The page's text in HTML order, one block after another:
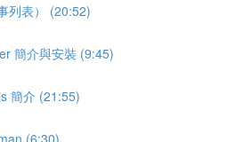
列表） (20:52)
簡介與安裝 (9:45)
簡介 (21:55)
(6:30)